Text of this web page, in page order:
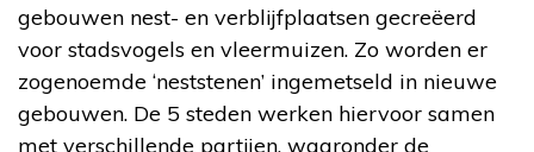
gebouwen nest- en verblijfplaatsen gecreëerd
voor stadsvogels en vleermuizen. Zo worden er
zogenoemde ‘neststenen’ ingemetseld in nieuwe
gebouwen. De 5 steden werken hiervoor samen
met verschillende partijen, waaronder de